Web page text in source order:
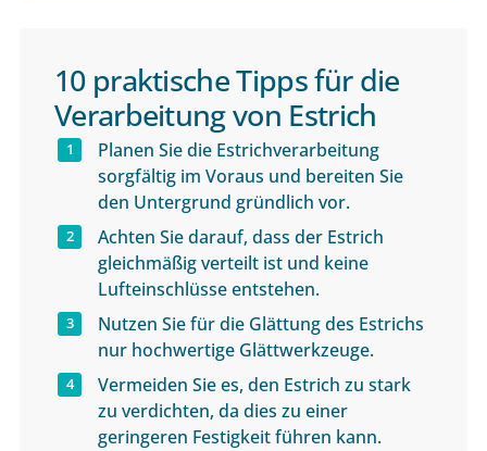
10 praktische Tipps für die
Verarbeitung von Estrich
Planen Sie die Estrichverarbeitung
sorgfältig im Voraus und bereiten Sie
den Untergrund gründlich vor.
Achten Sie darauf, dass der Estrich
gleichmäßig verteilt ist und keine
Lufteinschlüsse entstehen.
Nutzen Sie für die Glättung des Estrichs
nur hochwertige Glättwerkzeuge.
Vermeiden Sie es, den Estrich zu stark
zu verdichten, da dies zu einer
geringeren Festigkeit führen kann.